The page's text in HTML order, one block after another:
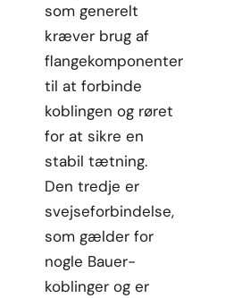
som generelt
kræver brug af
flangekomponenter
til at forbinde
koblingen og røret
for at sikre en
stabil tætning.
Den tredje er
svejseforbindelse,
som gælder for
nogle Bauer-
koblinger og er